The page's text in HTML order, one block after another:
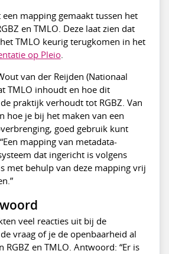
mapping gemaakt tussen het
en TMLO. Deze laat zien dat
TMLO keurig terugkomen in het
op Pleio.
van der Reijden (Nationaal
TMLO inhoudt en hoe dit
praktijk verhoudt tot RGBZ. Van
hoe je bij het maken van een
goed gebruik kunt
mapping van metadata-
dat ingericht is volgens
met behulp van deze mapping vrij
veel reacties uit bij de
vraag of je de openbaarheid al
RGBZ en TMLO. Antwoord: “Er is